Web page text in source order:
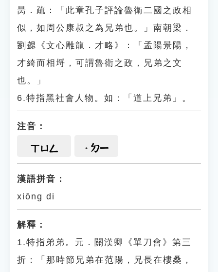
昺．疏：「此章孔子評論魯衛二國之政相
似，如周公康叔之為兄弟也。」南朝梁．
劉勰《文心雕龍．才略》：「孟陽景陽，
才綺而相埒，可謂魯衛之政，兄弟之文
也。」
6.特指黑社會人物。如：「道上兄弟」。
注音：
ㄒㄩㄥ ㄉㄧ
漢語拼音：
xiōng di
解釋：
1.特指弟弟。元．關漢卿《單刀會》第三
折：「那時節兄弟在范陽，兄長在樓桑，